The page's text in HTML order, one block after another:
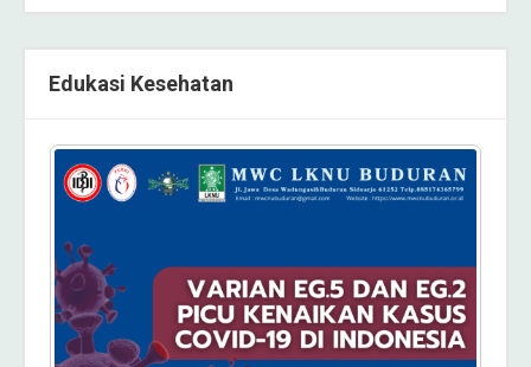
Edukasi Kesehatan